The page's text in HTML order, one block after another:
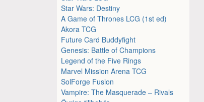
Star Wars: Destiny
A Game of Thrones LCG (1st ed)
Akora TCG
Future Card Buddyfight
Genesis: Battle of Champions
Legend of the Five Rings
Marvel Mission Arena TCG
SolForge Fusion
Vampire: The Masquerade – Rivals